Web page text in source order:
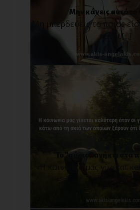
Μην κάνεις αυτό το
Μη μπερδεύεις το ποιος
κάνει.[...]
Το "αύριο" ανήκει στα
«Η κοινωνία μας γίνεται
γέροι φυτ[...]